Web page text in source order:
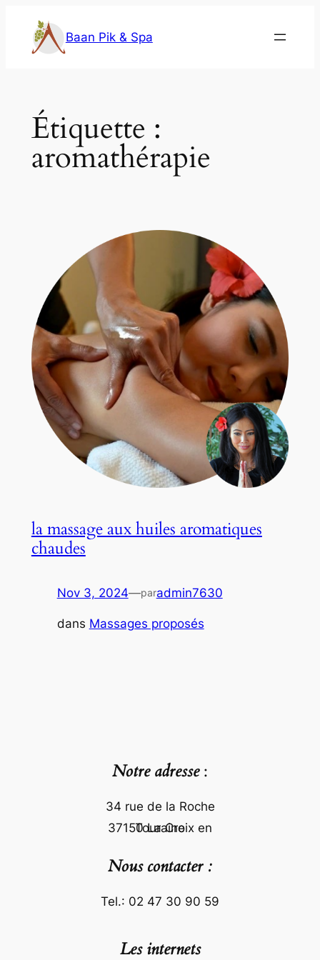
contenu
Baan Pik & Spa
Étiquette :
aromathérapie
la massage aux huiles aromatiques
chaudes
Nov 3, 2024—paradmin7630
dans Massages proposés
Notre adresse:
34 rue de la Roche
37150 La Croix en Touraine
Nous contacter :
Tel.: 02 47 30 90 59
Les internets